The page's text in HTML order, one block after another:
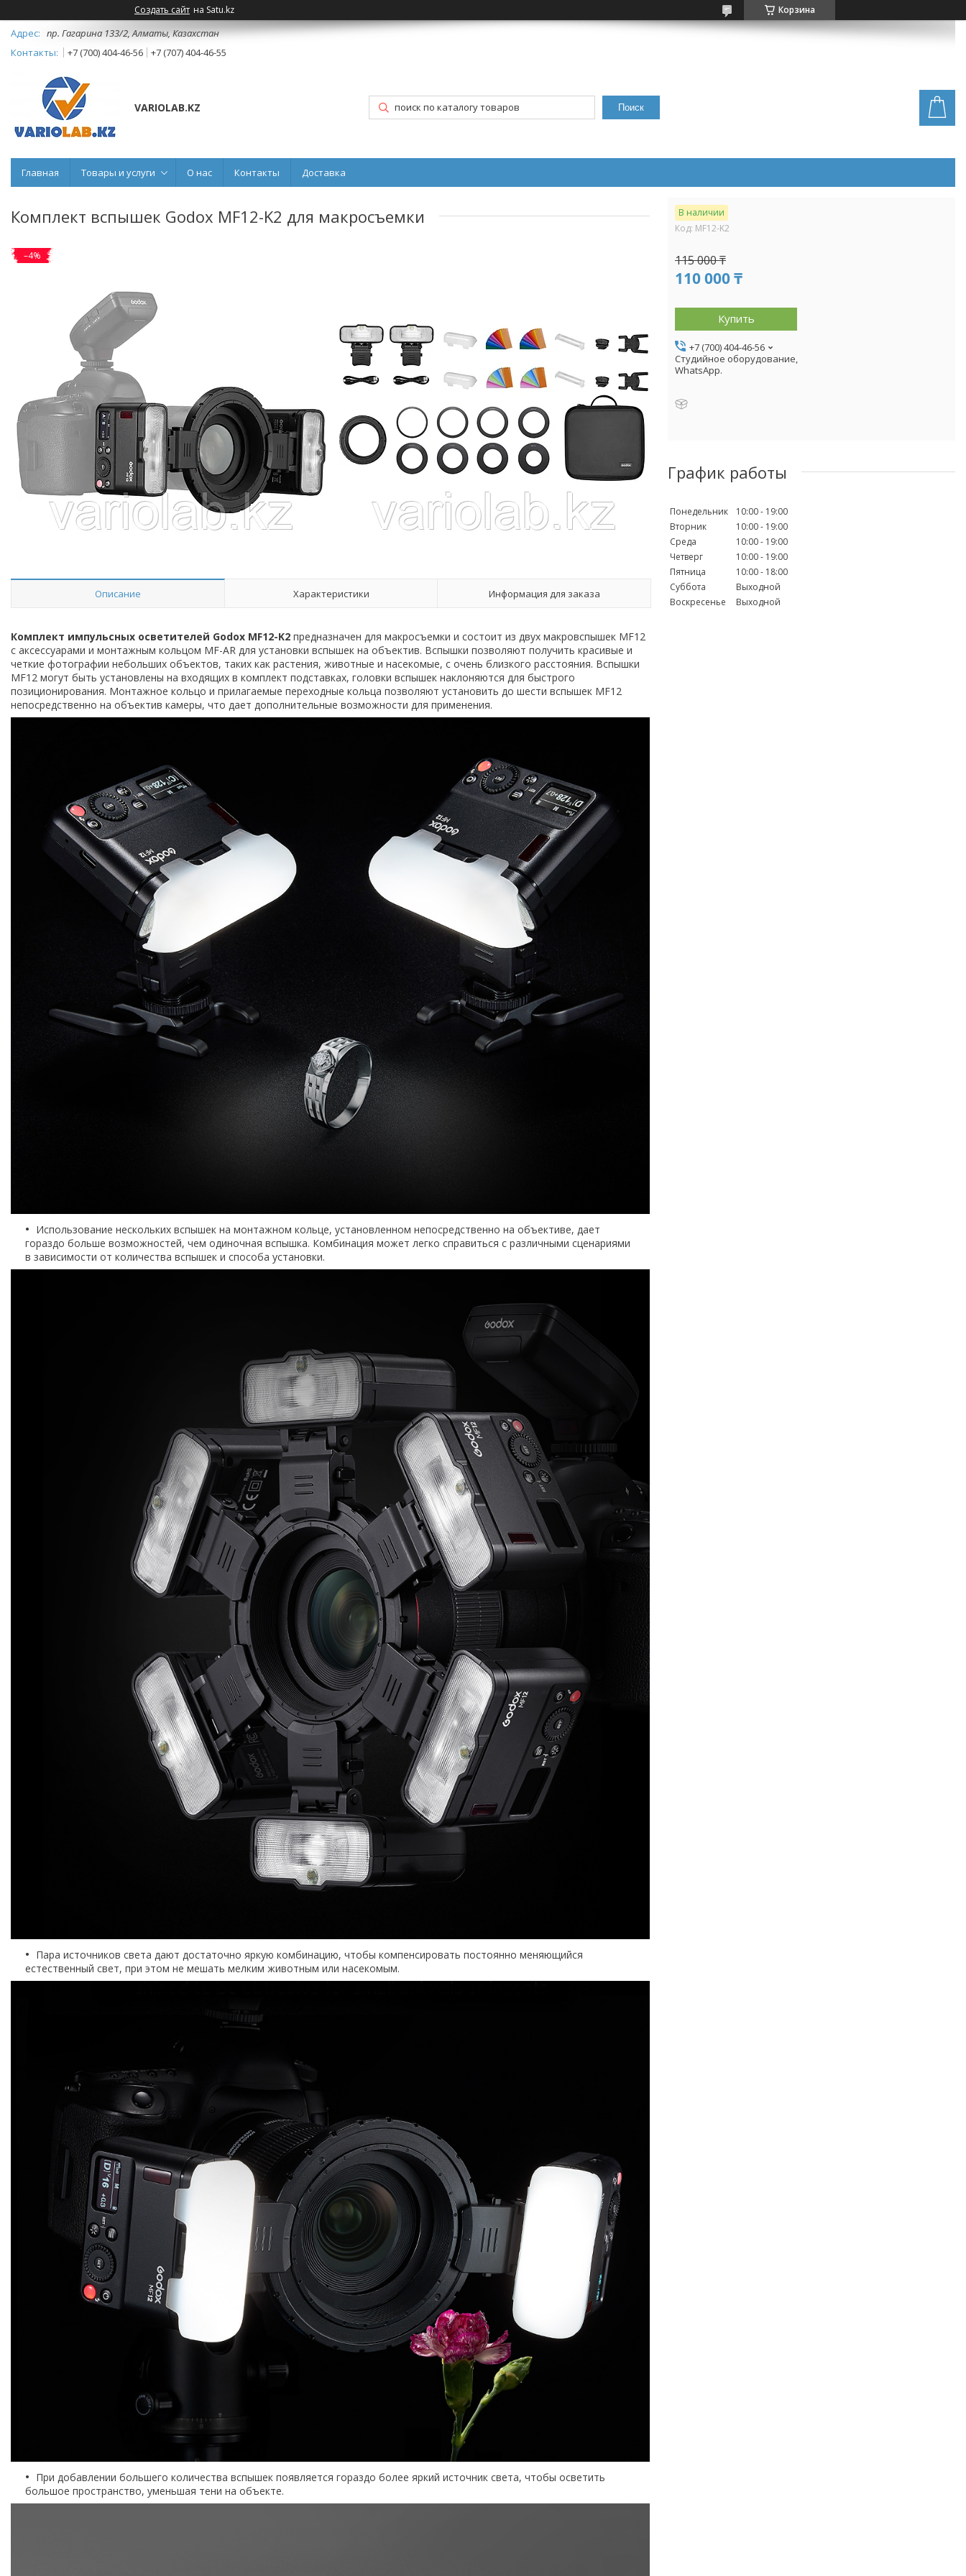
Создать сайт на Satu.kz Корзина
пр. Гагарина 133/2, Алматы, Казахстан
+7 (700) 404-46-56
+7 (707) 404-46-55
VARIOLAB.KZ Поиск
Главная Товары и услуги О нас Контакты Доставка
Комплект вспышек Godox MF12-K2 для макросъемки
–4%
Описание Характеристики Информация для заказа
Комплект импульсных осветителей Godox MF12-K2 предназначен для макросъемки и состоит из двух макровспышек MF12
с аксессуарами и монтажным кольцом MF-AR для установки вспышек на объектив. Вспышки позволяют получить красивые и
четкие фотографии небольших объектов, таких как растения, животные и насекомые, с очень близкого расстояния. Вспышки
MF12 могут быть установлены на входящих в комплект подставках, головки вспышек наклоняются для быстрого
позиционирования. Монтажное кольцо и прилагаемые переходные кольца позволяют установить до шести вспышек MF12
непосредственно на объектив камеры, что дает дополнительные возможности для применения.
Использование нескольких вспышек на монтажном кольце, установленном непосредственно на объективе, дает
гораздо больше возможностей, чем одиночная вспышка. Комбинация может легко справиться с различными сценариями
в зависимости от количества вспышек и способа установки.
Пара источников света дают достаточно яркую комбинацию, чтобы компенсировать постоянно меняющийся
естественный свет, при этом не мешать мелким животным или насекомым.
При добавлении большего количества вспышек появляется гораздо более яркий источник света, чтобы осветить
большое пространство, уменьшая тени на объекте.
В наличии
Код: MF12-K2
115 000 ₸
110 000 ₸
Купить
+7 (700) 404-46-56
Студийное оборудование,
WhatsApp.
График работы
Понедельник 10:00
19:00
Вторник
10:00
19:00
Среда
10:00
19:00
Четверг
10:00
19:00
Пятница
10:00
18:00
Суббота
Выходной
Воскресенье
Выходной